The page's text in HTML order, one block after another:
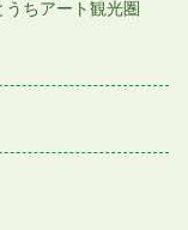
うちアート観光圏